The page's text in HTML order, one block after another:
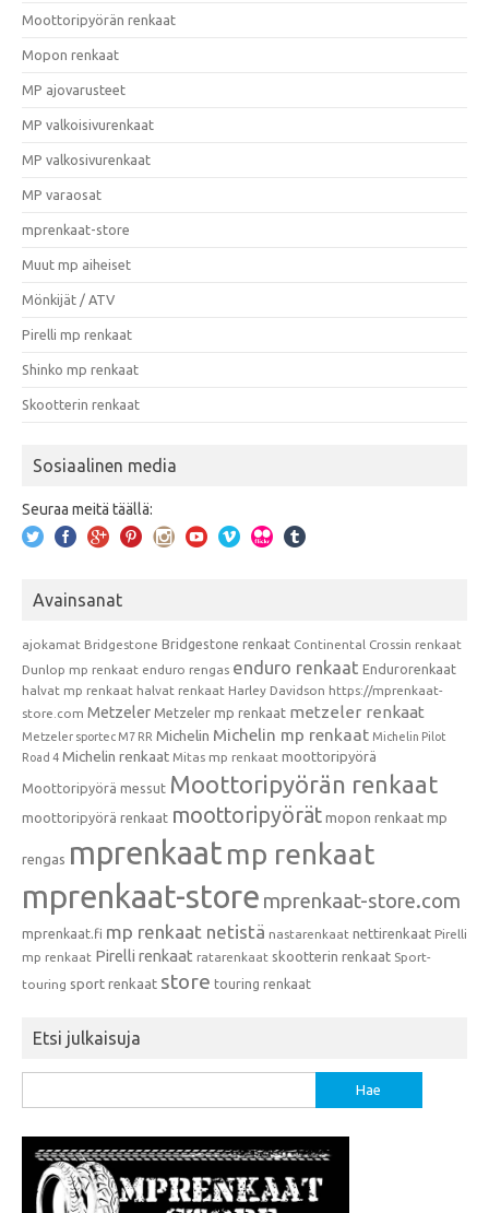
Moottoripyörän renkaat
Mopon renkaat
MP ajovarusteet
MP valkoisivurenkaat
MP valkosivurenkaat
MP varaosat
mprenkaat-store
Muut mp aiheiset
Mönkijät / ATV
Pirelli mp renkaat
Shinko mp renkaat
Skootterin renkaat
Sosiaalinen media
Seuraa meitä täällä:
Avainsanat
ajokamat Bridgestone Bridgestone renkaat Continental Crossin renkaat
Dunlop mp renkaat enduro rengas enduro renkaat Endurorenkaat
halvat mp renkaat halvat renkaat Harley Davidson https://mprenkaat-
store.com Metzeler Metzeler mp renkaat metzeler renkaat
Metzeler sportec M7 RR Michelin Michelin mp renkaat Michelin Pilot
Road 4 Michelin renkaat Mitas mp renkaat moottoripyörä
Moottoripyörä messut Moottoripyörän renkaat
moottoripyörä renkaat moottoripyörät mopon renkaat mp
rengas mprenkaat mp renkaat
mprenkaat-store mprenkaat-store.com
mprenkaat.fi mp renkaat netistä nastarenkaat nettirenkaat Pirelli
mp renkaat Pirelli renkaat ratarenkaat skootterin renkaat Sport-
touring sport renkaat store touring renkaat
Etsi julkaisuja